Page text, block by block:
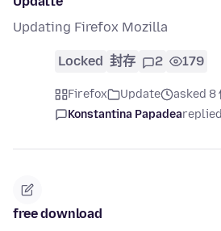
Updating Firefox Mozilla
Locked 封存 2 179
Firefox Update
asked 8
Konstantina Papadeareplied
free download